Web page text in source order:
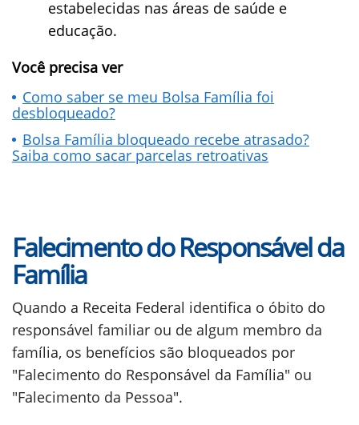
estabelecidas nas áreas de saúde e
educação.
Você precisa ver
Como saber se meu Bolsa Família foi
desbloqueado?
Bolsa Família bloqueado recebe atrasado?
Saiba como sacar parcelas retroativas
Falecimento do Responsável da
Família
Quando a Receita Federal identifica o óbito do
responsável familiar ou de algum membro da
família, os benefícios são bloqueados por
"Falecimento do Responsável da Família" ou
"Falecimento da Pessoa".